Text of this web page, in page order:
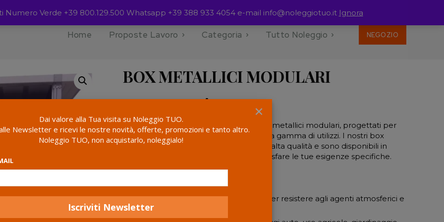
Home Proposte Lavoro Categoria Tutto Noleggio NEGOZIO
BOX METALLICI MODULARI
Rata Mese min. - max
Benvenuti nella nostra selezione di box metallici modulari, progettati per
offrire versatilità e praticità per una vasta gamma di utilizzi. I nostri box
metallici sono realizzati con materiali di alta qualità e sono disponibili in
diverse tipologie e dimensioni per soddisfare le tue esigenze specifiche.
Robustezza e Sicurezza:
Costruiti per resistere agli agenti atmosferici e
proteggere i tuoi beni.
Numero Verde +39 800.129.500 Whatsapp +39 388 933 4054 e-mail info@noleggiotuo.it Ignora
×
Dai valore alla Tua visita su Noleggio TUO.
Newsletter e ricevi le nostre novità, offerte, promozioni e tanto altro.
Noleggio TUO, non acquistarlo, noleggialo!